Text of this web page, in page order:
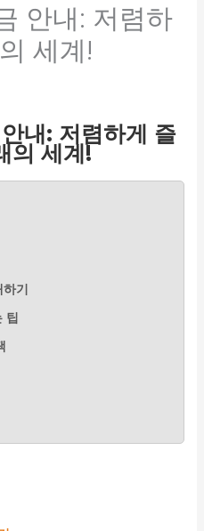
안내: 저렴하
세계!
내: 저렴하게 즐
의 세계!
하기
팁